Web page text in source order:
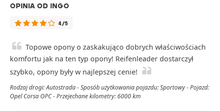
OPINIA OD INGO
4/5
Topowe opony o zaskakująco dobrych właściwościach
komfortu jak na ten typ opony! Reifenleader dostarczył
szybko, opony były w najlepszej cenie!
Rodzaj drogi: Autostrada - Sposób użytkowania pojazdu: Sportowy - Pojazd:
Opel Corsa OPC - Przejechane kilometry: 6000 km